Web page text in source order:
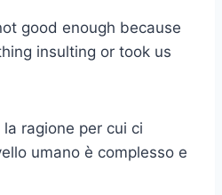
good enough because
insulting or took us
ragione per cui ci
umano è complesso e